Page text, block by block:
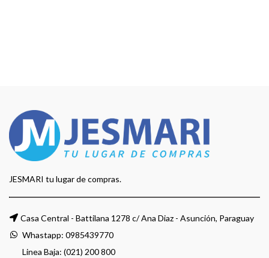
JESMARI tu lugar de compras.
Casa Central - Battilana 1278 c/ Ana Diaz - Asunción, Paraguay
Whastapp: 0985439770
Linea Baja: (021) 200 800